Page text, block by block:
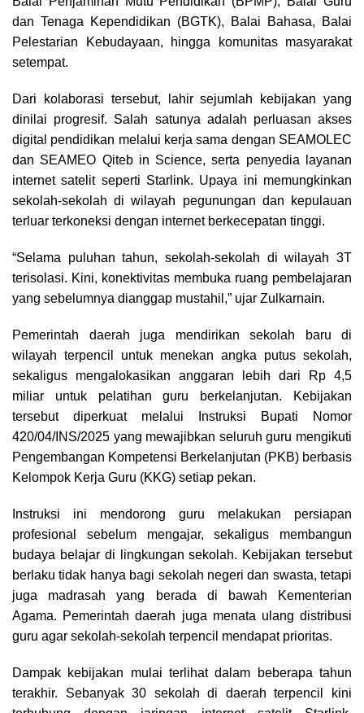
dan Tenaga Kependidikan (BGTK), Balai Bahasa, Balai
Pelestarian Kebudayaan, hingga komunitas masyarakat
setempat.
Dari kolaborasi tersebut, lahir sejumlah kebijakan yang
dinilai progresif. Salah satunya adalah perluasan akses
digital pendidikan melalui kerja sama dengan SEAMOLEC
dan SEAMEO Qiteb in Science, serta penyedia layanan
internet satelit seperti Starlink. Upaya ini memungkinkan
sekolah-sekolah di wilayah pegunungan dan kepulauan
terluar terkoneksi dengan internet berkecepatan tinggi.
“Selama puluhan tahun, sekolah-sekolah di wilayah 3T
terisolasi. Kini, konektivitas membuka ruang pembelajaran
yang sebelumnya dianggap mustahil,” ujar Zulkarnain.
Pemerintah daerah juga mendirikan sekolah baru di
wilayah terpencil untuk menekan angka putus sekolah,
sekaligus mengalokasikan anggaran lebih dari Rp 4,5
miliar untuk pelatihan guru berkelanjutan. Kebijakan
tersebut diperkuat melalui Instruksi Bupati Nomor
420/04/INS/2025 yang mewajibkan seluruh guru mengikuti
Pengembangan Kompetensi Berkelanjutan (PKB) berbasis
Kelompok Kerja Guru (KKG) setiap pekan.
Instruksi ini mendorong guru melakukan persiapan
profesional sebelum mengajar, sekaligus membangun
budaya belajar di lingkungan sekolah. Kebijakan tersebut
berlaku tidak hanya bagi sekolah negeri dan swasta, tetapi
juga madrasah yang berada di bawah Kementerian
Agama. Pemerintah daerah juga menata ulang distribusi
guru agar sekolah-sekolah terpencil mendapat prioritas.
Dampak kebijakan mulai terlihat dalam beberapa tahun
terakhir. Sebanyak 30 sekolah di daerah terpencil kini